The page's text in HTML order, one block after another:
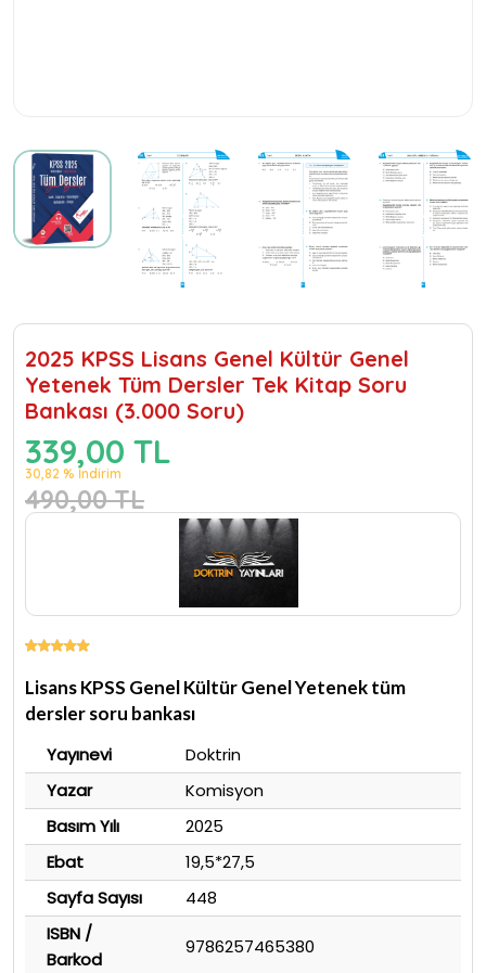
2025 KPSS Lisans Genel Kültür Genel
Yetenek Tüm Dersler Tek Kitap Soru
Bankası (3.000 Soru)
339,00 TL
30,82 % İndirim
490,00 TL
Lisans KPSS Genel Kültür Genel Yetenek tüm
dersler soru bankası
Yayınevi
Doktrin
Yazar
Komisyon
Basım Yılı
2025
Ebat
19,5*27,5
Sayfa Sayısı
448
ISBN /
Barkod
9786257465380